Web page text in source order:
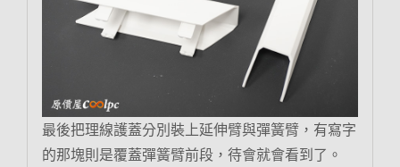
最後把理線護蓋分別裝上延伸臂與彈簧臂，有寫字
的那塊則是覆蓋彈簧臂前段，待會就會看到了。